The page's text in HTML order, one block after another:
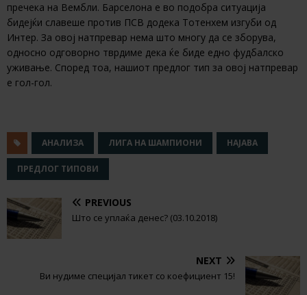
пречека на Вембли. Барселона е во подобра ситуација
бидејќи славеше против ПСВ додека Тотенхем изгуби од
Интер. За овој натпревар нема што многу да се зборува,
односно одговорно тврдиме дека ќе биде едно фудбалско
уживање. Според тоа, нашиот предлог тип за овој натпревар
е гол-гол.
АНАЛИЗА ЛИГА НА ШАМПИОНИ НАЈАВА
ПРЕДЛОГ ТИПОВИ
PREVIOUS
Што се уплаќа денес? (03.10.2018)
NEXT
Ви нудиме специјал тикет со коефициент 15!